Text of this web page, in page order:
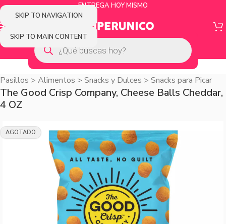
SKIP TO NAVIGATION
SKIP TO MAIN CONTENT
ENTREGA HOY MISMO
Pasillos > Alimentos > Snacks y Dulces > Snacks para Picar
The Good Crisp Company, Cheese Balls Cheddar,
4 OZ
AGOTADO